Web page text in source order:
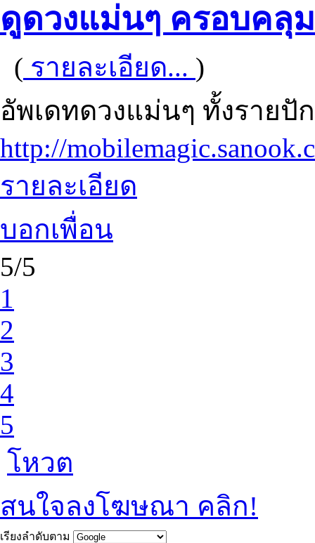
ดูดวงแม่นๆ ครอบคลุ
( รายละเอียด... )
อัพเดทดวงแม่นๆ ทั้งรายปั
http://
รายละเอียด
บอกเพื่อน
5/5
1
2
3
4
5
โหวต
สนใจลงโฆษณา คลิก!
เรียงลำดับตาม